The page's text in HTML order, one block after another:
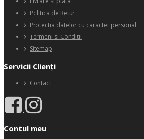
Politica de Retur
Protectia datelor cu caracter personal
Termeni si Conditii
Sitemap
Servicii Clienţi
Contact
Contul meu